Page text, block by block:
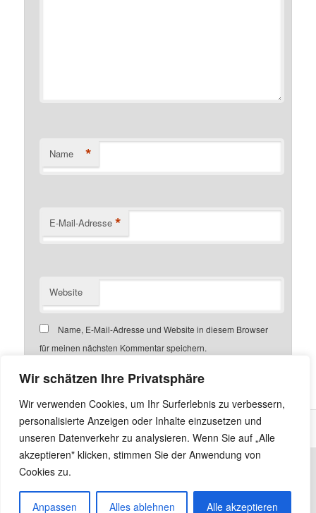
Wir schätzen Ihre Privatsphäre
Wir verwenden Cookies, um Ihr Surferlebnis zu verbessern,
personalisierte Anzeigen oder Inhalte einzusetzen und
unseren Datenverkehr zu analysieren. Wenn Sie auf „Alle
akzeptieren" klicken, stimmen Sie der Anwendung von
Cookies zu.
Anpassen Alles ablehnen Alle akzeptieren
Name *
E-Mail-Adresse *
Website
Name, E-Mail-Adresse und Website in diesem Browser
für meinen nächsten Kommentar speichern.